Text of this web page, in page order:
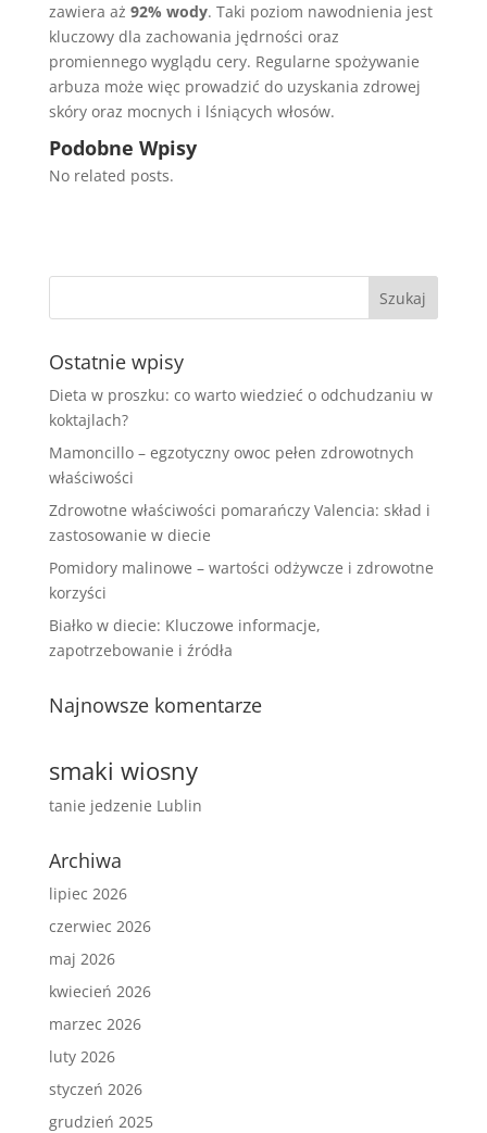
zawiera aż 92% wody. Taki poziom nawodnienia jest
kluczowy dla zachowania jędrności oraz
promiennego wyglądu cery. Regularne spożywanie
arbuza może więc prowadzić do uzyskania zdrowej
skóry oraz mocnych i lśniących włosów.
Podobne Wpisy
No related posts.
Ostatnie wpisy
Dieta w proszku: co warto wiedzieć o odchudzaniu w
koktajlach?
Mamoncillo – egzotyczny owoc pełen zdrowotnych
właściwości
Zdrowotne właściwości pomarańczy Valencia: skład i
zastosowanie w diecie
Pomidory malinowe – wartości odżywcze i zdrowotne
korzyści
Białko w diecie: Kluczowe informacje,
zapotrzebowanie i źródła
Najnowsze komentarze
smaki wiosny
tanie jedzenie Lublin
Archiwa
lipiec 2026
czerwiec 2026
maj 2026
kwiecień 2026
marzec 2026
luty 2026
styczeń 2026
grudzień 2025